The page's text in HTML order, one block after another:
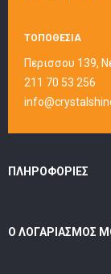
ΤΟΠΟΘΕΣΙΑ
Περισσου 139,
211 70 53 256
ΠΛΗΡΟΦΟΡΊΕΣ
Ο ΛΟΓΑΡΙΑΣΜΌΣ